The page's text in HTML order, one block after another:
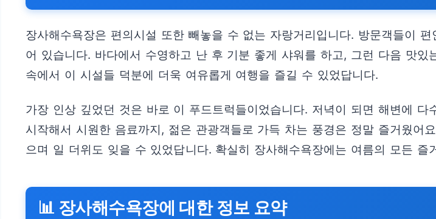
장사해수욕장은 편의시설 또한 빼놓을 수 없는 자랑거리입니다. 방문객들이
어 있습니다. 바다에서 수영하고 난 후 기분 좋게 샤워를 하고, 그런 다음 맛
속에서 이 시설들 덕분에 더욱 여유롭게 여행을 즐길 수 있었답니다.
가장 인상 깊었던 것은 바로 이 푸드트럭들이었습니다. 저녁이 되면 해변에
시작해서 시원한 음료까지, 젊은 관광객들로 가득 차는 풍경은 정말 즐거웠어
으며 일 더위도 잊을 수 있었답니다. 확실히 장사해수욕장에는 여름의 모든 즐
📊 장사해수욕장에 대한 정보 요약